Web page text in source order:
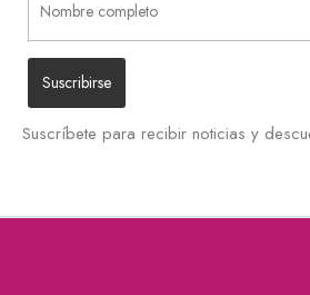
Suscríbete para recibir noticias y